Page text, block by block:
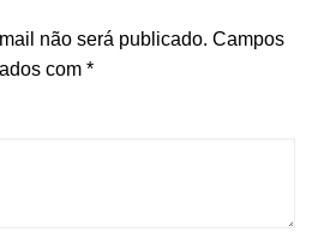
não será publicado. Campos
com *